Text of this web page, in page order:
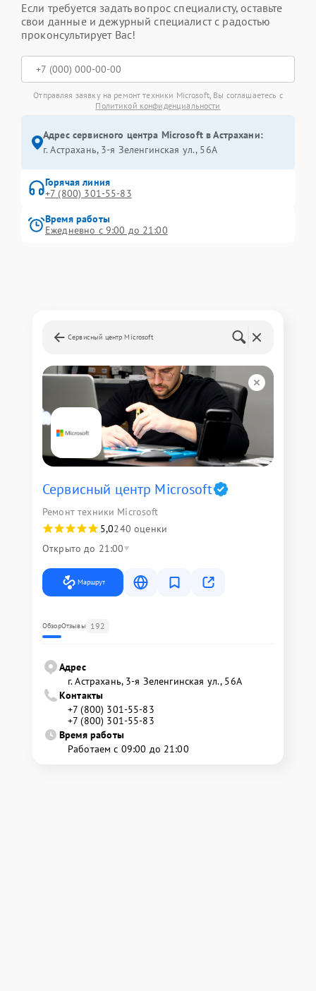
Если требуется задать вопрос специалисту, оставьте
свои данные и дежурный специалист с радостью
проконсультирует Вас!
Отправляя заявку на ремонт техники Microsoft, Вы соглашаетесь с
Политикой конфиденциальности
Адрес сервисного центра Microsoft в Астрахани:
г. Астрахань, 3-я Зеленгинская ул., 56А
Горячая линия
+7 (800) 301-55-83
Время работы
Ежедневно с 9:00 до 21:00
Сервисный центр Microsoft
Сервисный центр Microsoft
Ремонт техники Microsoft
5,0240 оценки
Открыто до 21:00
Маршрут
ОбзорОтзывы 192
Адрес
г. Астрахань, 3-я Зеленгинская ул., 56А
Контакты
+7 (800) 301-55-83
+7 (800) 301-55-83
Время работы
Работаем с 09:00 до 21:00